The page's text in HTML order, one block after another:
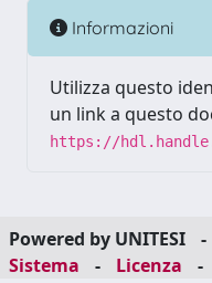
Informazioni
Utilizza questo
un link a questo
https://
Powered by UNITESI -
Sistema
- Licenza -